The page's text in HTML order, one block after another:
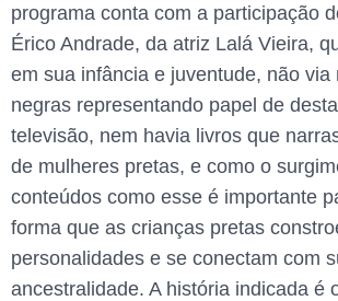
programa conta com a participação
Érico Andrade, da atriz Lalá Vieira,
em sua infância e juventude, não via
negras representando papel de
televisão, nem havia livros que
de mulheres pretas, e como o
conteúdos como esse é importante
forma que as crianças pretas
personalidades e se conectam com
ancestralidade. A história indicada é